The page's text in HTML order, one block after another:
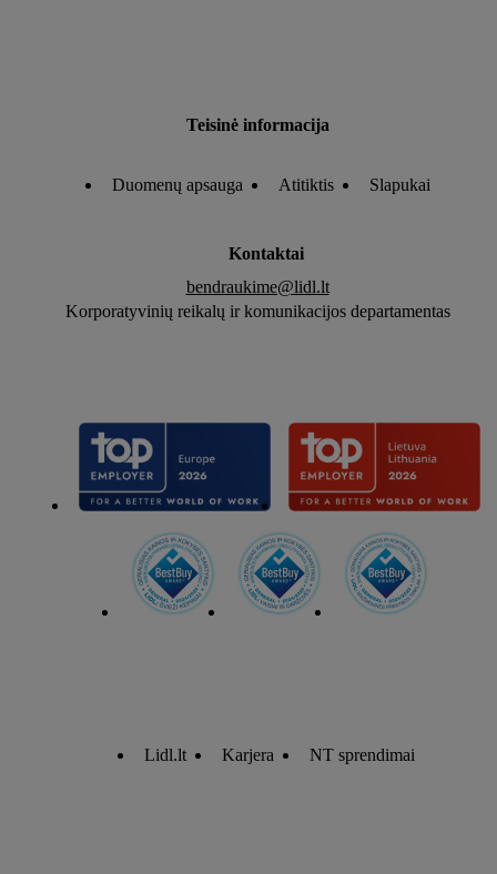
Teisinė informacija
Duomenų apsauga Atitiktis Slapukai
Kontaktai
bendraukime@lidl.lt
Korporatyvinių reikalų ir komunikacijos departamentas
Lidl.lt Karjera NT sprendimai